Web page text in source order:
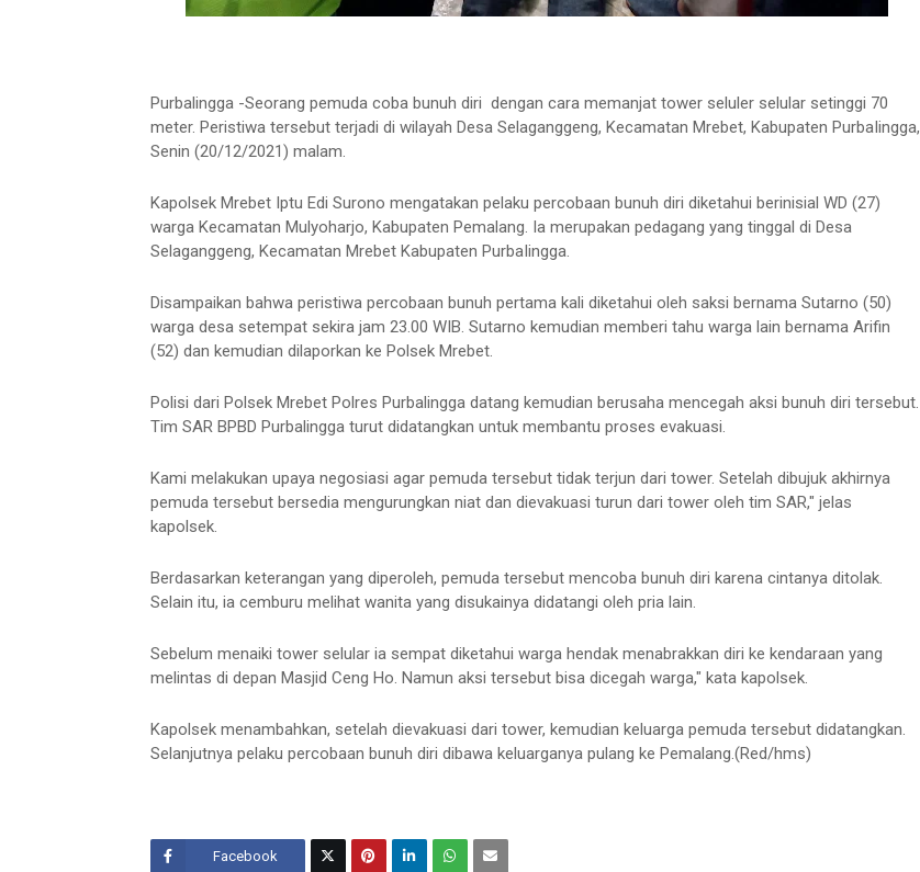
Purbalingga -Seorang pemuda coba bunuh diri dengan cara memanjat tower seluler selular setinggi 70
meter. Peristiwa tersebut terjadi di wilayah Desa Selaganggeng, Kecamatan Mrebet, Kabupaten PurbaIingga,
Senin (20/12/2021) malam.
Kapolsek Mrebet Iptu Edi Surono mengatakan pelaku percobaan bunuh diri diketahui berinisial WD (27)
warga Kecamatan Mulyoharjo, Kabupaten Pemalang. Ia merupakan pedagang yang tinggal di Desa
Selaganggeng, Kecamatan Mrebet Kabupaten PurbaIingga.
Disampaikan bahwa peristiwa percobaan bunuh pertama kali diketahui oleh saksi bernama Sutarno (50)
warga desa setempat sekira jam 23.00 WIB. Sutarno kemudian memberi tahu warga lain bernama Arifin
(52) dan kemudian dilaporkan ke Polsek Mrebet.
Polisi dari Polsek Mrebet Polres Purbalingga datang kemudian berusaha mencegah aksi bunuh diri tersebut.
Tim SAR BPBD Purbalingga turut didatangkan untuk membantu proses evakuasi.
Kami melakukan upaya negosiasi agar pemuda tersebut tidak terjun dari tower. Setelah dibujuk akhirnya
pemuda tersebut bersedia mengurungkan niat dan dievakuasi turun dari tower oleh tim SAR," jelas
kapolsek.
Berdasarkan keterangan yang diperoleh, pemuda tersebut mencoba bunuh diri karena cintanya ditolak.
Selain itu, ia cemburu melihat wanita yang disukainya didatangi oleh pria lain.
Sebelum menaiki tower selular ia sempat diketahui warga hendak menabrakkan diri ke kendaraan yang
melintas di depan Masjid Ceng Ho. Namun aksi tersebut bisa dicegah warga," kata kapolsek.
Kapolsek menambahkan, setelah dievakuasi dari tower, kemudian keluarga pemuda tersebut didatangkan.
Selanjutnya pelaku percobaan bunuh diri dibawa keluarganya pulang ke Pemalang.(Red/hms)
Facebook